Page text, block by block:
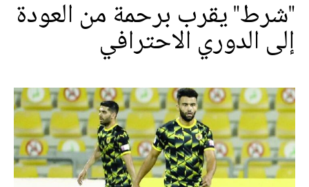
"شرط" يقرب برحمة من العودة
إلى الدوري الاحترافي